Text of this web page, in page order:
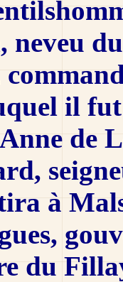
neveu
il
de
à
du